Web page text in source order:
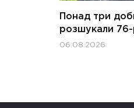
Понад три
розшукали 76-
06.08.2026